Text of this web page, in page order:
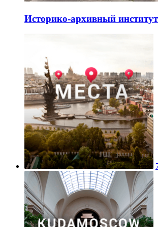
Историко-архивный